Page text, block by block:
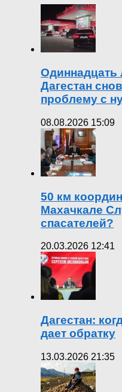
Одиннадцать
Дагестан
проблему с
08.08.2026 15:09
50 км
Махачкале
спасателей?
20.03.2026 12:41
Дагестан:
дает обратку
13.03.2026 21:35